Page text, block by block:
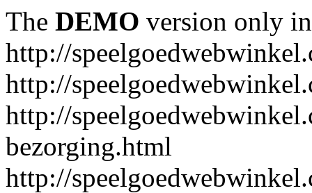
The DEMO version only
http://
http://
http://
bezorging.html
http://